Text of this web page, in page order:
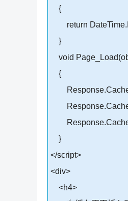
{
return
}
void
{
}
</script>
<div>
<h4>